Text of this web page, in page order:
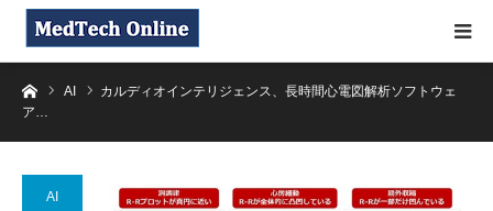
ホーム
AI
カルディオインテリジェンス、長時間心電図解析ソフトウェ
ア…
AI